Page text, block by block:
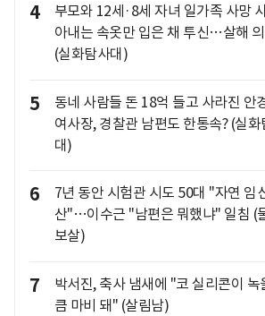
4
부모와 12세·8세 자녀 일가족 사망
아내는 속옷만 입은 채 투신…살해
(실화탐사대)
5
동네 사람들 돈 18억 들고 사라진 안
여사장, 경찰관 남편도 한통속? (실화
대)
6
7년 동안 시험관 시도 50대 "자연 임
산"…이수근 "남편은 뭐했냐" 일침 (
보살)
7
박서진, 축사 냄새에 "코 실리콘이 녹
큼 마비 돼" (살림남)